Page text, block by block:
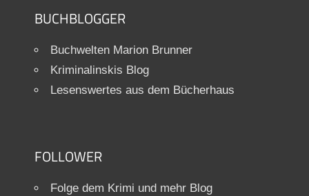
BUCHBLOGGER
Buchwelten Marion Brunner
Kriminalinskis Blog
Lesenswertes aus dem Bücherhaus
FOLLOWER
Folge dem Krimi und mehr Blog